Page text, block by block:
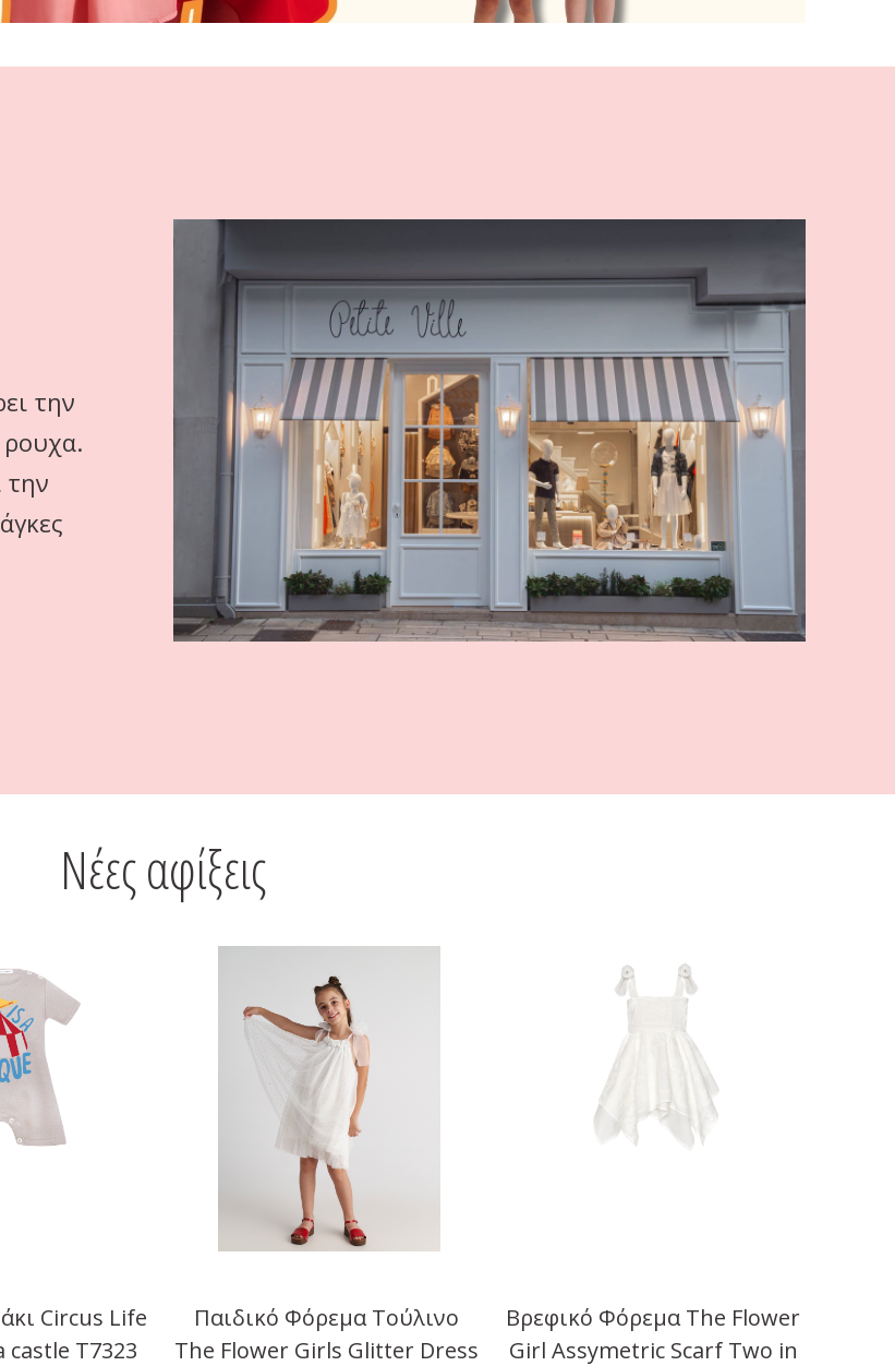
την
ρουχα.
την
Νέες αφίξεις
Circus Life
castle T7323
Παιδικό Φόρεμα Tούλινο
The Flower Girls Glitter Dress
Βρεφικό Φόρεμα The Flower
Girl Assymetric Scarf Two in